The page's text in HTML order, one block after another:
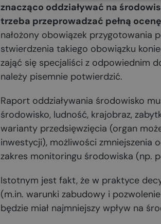
znacząco oddziaływać na
trzeba przeprowadzać pełną
nałożony obowiązek przygotowania
stwierdzenia takiego obowiązku
zająć się specjaliści z odpowiednim
należy pisemnie potwierdzić.
Raport oddziaływania środowisko
środowisko, ludność, krajobraz,
warianty przedsięwzięcia (organ
inwestycji), możliwości zmniejszenia
zakres monitoringu środowiska (np.
Istotnym jest fakt, że w praktyce
(m.in. warunki zabudowy i
będzie miał najmniejszy wpływ na